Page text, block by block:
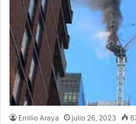
Emilio Araya julio 26, 2023